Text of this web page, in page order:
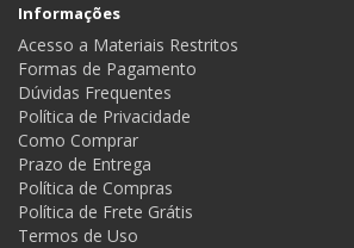
Informações
Acesso a Materiais Restritos
Formas de Pagamento
Dúvidas Frequentes
Política de Privacidade
Como Comprar
Prazo de Entrega
Política de Compras
Política de Frete Grátis
Termos de Uso